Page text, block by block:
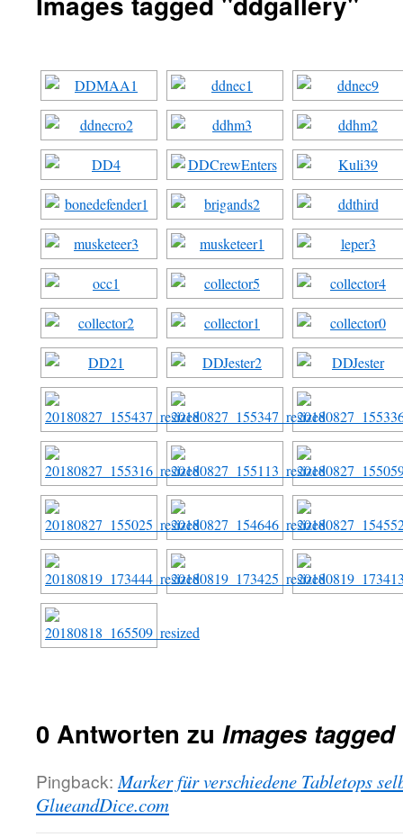
0 Antworten zu Images
Pingback: Marker für verschiedene Tabletops
GlueandDice.com